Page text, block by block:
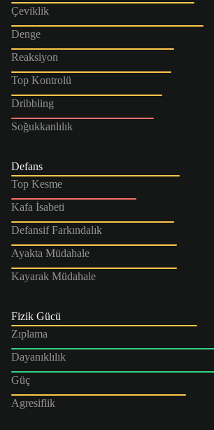
Çeviklik
Denge
Reaksiyon
Top Kontrolü
Dribbling
Soğukkanlılık
Defans
Top Kesme
Kafa İsabeti
Defansif Farkındalık
Ayakta Müdahale
Kayarak Müdahale
Fizik Gücü
Zıplama
Dayanıklılık
Güç
Agresiflik